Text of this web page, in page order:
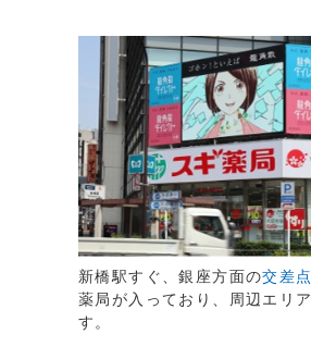
新橋駅すぐ、銀座方面の交差
薬局が入っており、周辺エリ
す。